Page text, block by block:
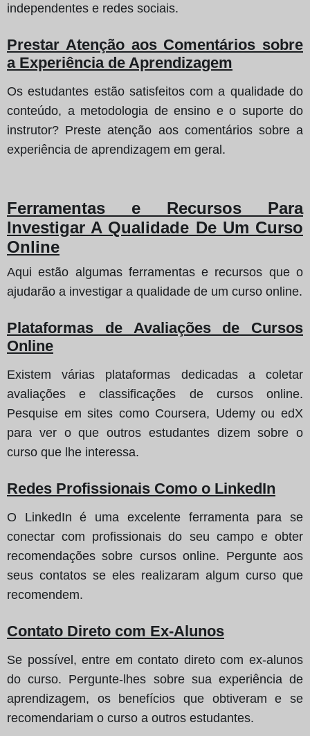
independentes e redes sociais.
Prestar Atenção aos Comentários sobre
a Experiência de Aprendizagem
Os estudantes estão satisfeitos com a qualidade do
conteúdo, a metodologia de ensino e o suporte do
instrutor? Preste atenção aos comentários sobre a
experiência de aprendizagem em geral.
Ferramentas e Recursos Para
Investigar A Qualidade De Um Curso
Online
Aqui estão algumas ferramentas e recursos que o
ajudarão a investigar a qualidade de um curso online.
Plataformas de Avaliações de Cursos
Online
Existem várias plataformas dedicadas a coletar
avaliações e classificações de cursos online.
Pesquise em sites como Coursera, Udemy ou edX
para ver o que outros estudantes dizem sobre o
curso que lhe interessa.
Redes Profissionais Como o LinkedIn
O LinkedIn é uma excelente ferramenta para se
conectar com profissionais do seu campo e obter
recomendações sobre cursos online. Pergunte aos
seus contatos se eles realizaram algum curso que
recomendem.
Contato Direto com Ex-Alunos
Se possível, entre em contato direto com ex-alunos
do curso. Pergunte-lhes sobre sua experiência de
aprendizagem, os benefícios que obtiveram e se
recomendariam o curso a outros estudantes.